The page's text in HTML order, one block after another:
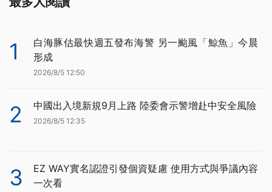
1
白海豚估最快週五發布海警 另一颱風「鯨魚」今晨
形成
2026/8/5 12:50
2 中國出入境新規9月上路 陸委會示警增赴中安全風險
2026/8/5 12:35
3
EZ WAY實名認證引發個資疑慮 使用方式與爭議內容
一次看